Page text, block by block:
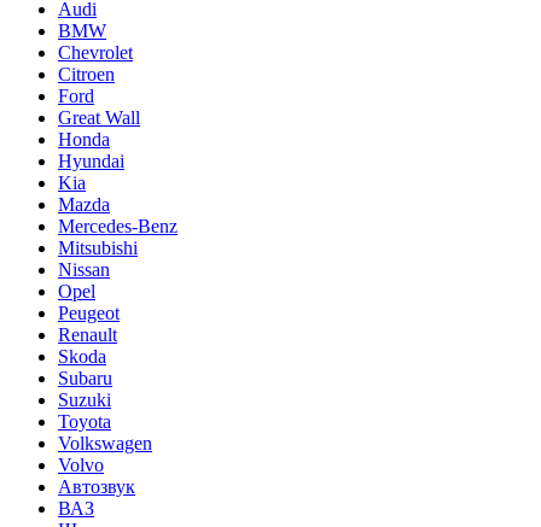
Audi
BMW
Chevrolet
Citroen
Ford
Great Wall
Honda
Hyundai
Kia
Mazda
Mercedes-Benz
Mitsubishi
Nissan
Opel
Peugeot
Renault
Skoda
Subaru
Suzuki
Toyota
Volkswagen
Volvo
Автозвук
ВАЗ